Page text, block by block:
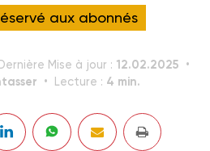
aux abonnés
Dernière Mise à jour : 12.02.2025
Lecture : 4 min.